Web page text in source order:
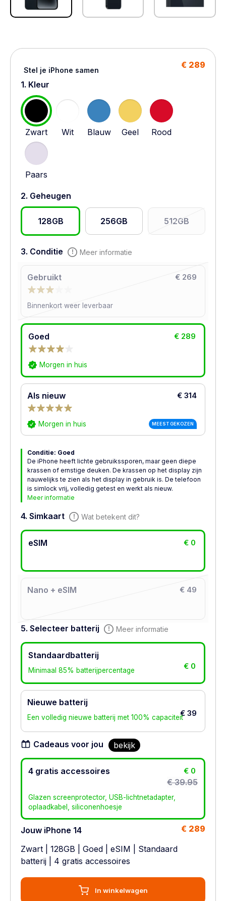
Stel je iPhone samen
€ 289
1. Kleur
Zwart Wit Blauw Geel Rood
Paars
2. Geheugen
128GB 256GB 512GB
3. Conditie Meer informatie
Gebruikt € 269
Binnenkort weer leverbaar
Goed € 289
Morgen in huis
Als nieuw
MEEST GEKOZEN
€ 314
Morgen in huis
Conditie: Goed
De iPhone heeft lichte gebruikssporen, maar geen diepe
krassen of ernstige deuken. De krassen op het display zijn
nauwelijks te zien als het display in gebruik is. De telefoon
is simlock vrij, volledig getest en werkt als nieuw.
Meer informatie
4. Simkaart Wat betekent dit?
eSIM € 0
Nano + eSIM € 49
5. Selecteer batterij Meer informatie
Standaardbatterij
€ 0
Minimaal 85% batterijpercentage
Nieuwe batterij
€ 39
Een volledig nieuwe batterij met 100% capaciteit
Cadeaus voor jou bekijk
4 gratis accessoires € 0
€ 39.95
Glazen screenprotector, USB-lichtnetadapter,
oplaadkabel, siliconenhoesje
Jouw iPhone 14
€ 289
Zwart
128GB Goed eSIM
Standaard
batterij | 4 gratis accessoires
In winkelwagen